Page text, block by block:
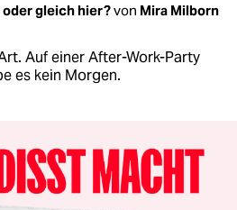
oder gleich hier?von Mira Milborn
Auf einer After-Work-Party
es kein Morgen.